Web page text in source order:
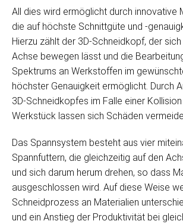
All dies wird ermöglicht durch innovative
die auf höchste Schnittgüte und -
Hierzu zählt der 3D-Schneidkopf, der sich
Achse bewegen lässt und die
Spektrums an Werkstoffen im
höchster Genauigkeit ermöglicht. Durch
3D-Schneidkopfes im Falle einer
Werkstück lassen sich Schäden
Das Spannsystem besteht aus vier
Spannfuttern, die gleichzeitig auf den
und sich darum herum drehen, so dass
ausgeschlossen wird. Auf diese Weise
Schneidprozess an Materialien
und ein Anstieg der Produktivität bei